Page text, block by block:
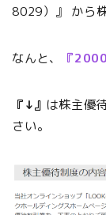
8029）』 から
なんと、 『
『↓』 は株主優
さい。